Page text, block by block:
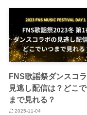
FNS歌謡祭ダンスコ
見逃し配信は？どこ
まで見れる？
2025-11-04